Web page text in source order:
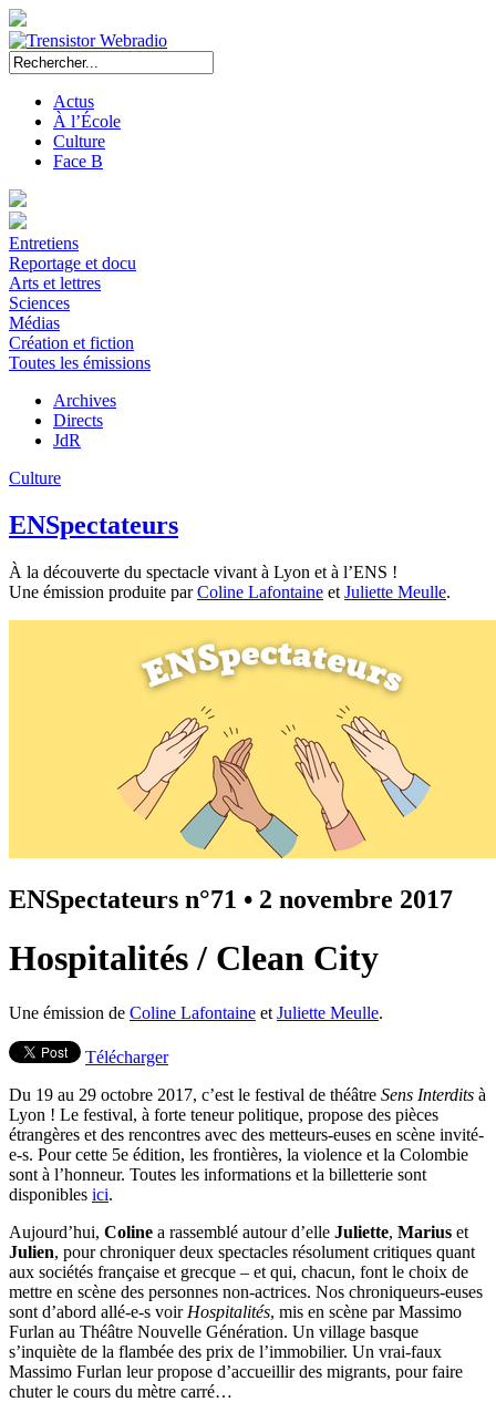
Actus
À l’École
Culture
Face B
Entretiens
Reportage et docu
Arts et lettres
Sciences
Médias
Création et fiction
Toutes les émissions
Archives
Directs
JdR
Culture
ENSpectateurs
À la découverte du spectacle vivant à Lyon et à l’ENS !
Une émission produite parColine Lafontaine et Juliette Meulle.
ENSpectateurs n°71 • 2 novembre 2017
Hospitalités / Clean City
Une émission de Coline Lafontaine et Juliette Meulle.
Télécharger
Du 19 au 29 octobre 2017, c’est le festival de théâtre Sens Interdits à
Lyon ! Le festival, à forte teneur politique, propose des pièces
étrangères et des rencontres avec des metteurs-euses en scène invité-
e-s. Pour cette 5e édition, les frontières, la violence et la Colombie
sont à l’honneur. Toutes les informations et la billetterie sont
disponibles ici.
Aujourd’hui, Coline a rassemblé autour d’elle Juliette, Marius et
Julien, pour chroniquer deux spectacles résolument critiques quant
aux sociétés française et grecque – et qui, chacun, font le choix de
mettre en scène des personnes non-actrices. Nos chroniqueurs-euses
sont d’abord allé-e-s voir Hospitalités, mis en scène par Massimo
Furlan au Théâtre Nouvelle Génération. Un village basque
s’inquiète de la flambée des prix de l’immobilier. Un vrai-faux
Massimo Furlan leur propose d’accueillir des migrants, pour faire
chuter le cours du mètre carré…